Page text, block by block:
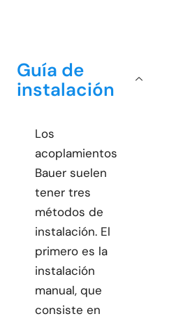
Guía de
instalación
Los
acoplamientos
Bauer suelen
tener tres
métodos de
instalación. El
primero es la
instalación
manual, que
consiste en